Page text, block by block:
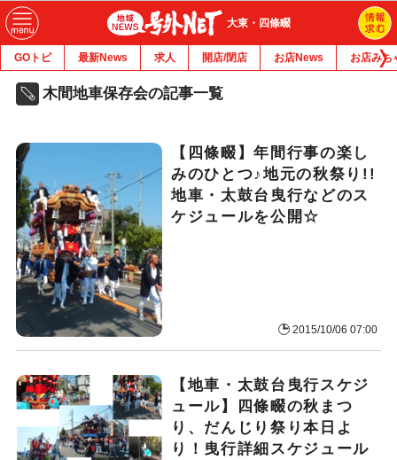
大東・四條畷
GOトピ 最新News 求人 開店/閉店 お店News お店みち
木間地車保存会の記事一覧
【四條畷】年間行事の楽し
みのひとつ♪地元の秋祭り!!
地車・太鼓台曳行などのス
ケジュールを公開☆
2015/10/06 07:00
【地車・太鼓台曳行スケジ
ュール】四條畷の秋まつ
り、だんじり祭り本日よ
り！曳行詳細スケジュール